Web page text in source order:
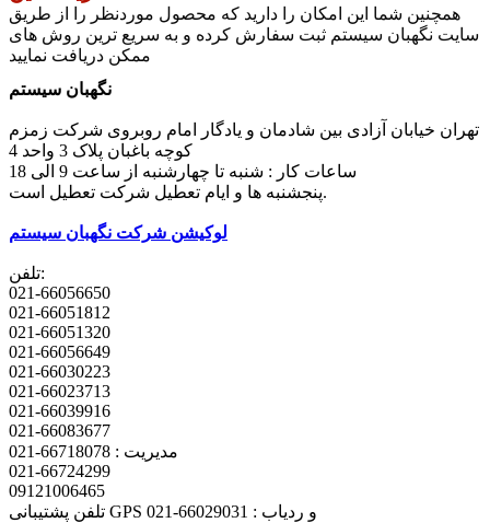
همچنین شما این امکان را دارید که محصول موردنظر را از طریق
سایت نگهبان سیستم ثبت سفارش کرده و به سریع ترین روش های
ممکن دریافت نمایید
نگهبان سیستم
تهران خیابان آزادی بین شادمان و یادگار امام روبروی شرکت زمزم
کوچه باغبان پلاک 3 واحد 4
پنجشنبه ها و ایام تعطیل شرکت تعطیل است.
لوکیشن شرکت نگهبان سیستم
تلفن:
021-66056650
021-66051812
021-66051320
021-66056649
021-66030223
021-66023713
021-66039916
021-66083677
مدیریت : 66718078-021
021-66724299
09121006465
تلفن پشتیبانی GPS و ردیاب : 66029031-021